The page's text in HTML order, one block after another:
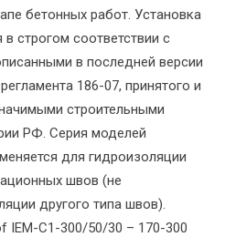
бетонных работ. Установка
строгом соответствии с
в последней версии
186-07, принятого и
строительными
РФ. Серия моделей
для гидроизоляции
швов (не
другого типа швов).
IEM-C1-300/50/30 – 170-300